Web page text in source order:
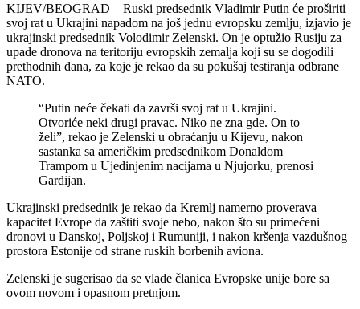
KIJEV/BEOGRAD – Ruski predsednik Vladimir Putin će proširiti
svoj rat u Ukrajini napadom na još jednu evropsku zemlju, izjavio je
ukrajinski predsednik Volodimir Zelenski. On je optužio Rusiju za
upade dronova na teritoriju evropskih zemalja koji su se dogodili
prethodnih dana, za koje je rekao da su pokušaj testiranja odbrane
NATO.
“Putin neće čekati da završi svoj rat u Ukrajini.
Otvoriće neki drugi pravac. Niko ne zna gde. On to
želi”, rekao je Zelenski u obraćanju u Kijevu, nakon
sastanka sa američkim predsednikom Donaldom
Trampom u Ujedinjenim nacijama u Njujorku, prenosi
Gardijan.
Ukrajinski predsednik je rekao da Kremlj namerno proverava
kapacitet Evrope da zaštiti svoje nebo, nakon što su primećeni
dronovi u Danskoj, Poljskoj i Rumuniji, i nakon kršenja vazdušnog
prostora Estonije od strane ruskih borbenih aviona.
Zelenski je sugerisao da se vlade članica Evropske unije bore sa
ovom novom i opasnom pretnjom.